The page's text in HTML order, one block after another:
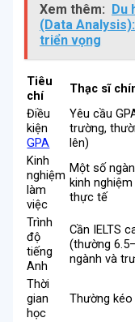
Xem thêm: Du
(Data
triển vọng
Tiêu
chí
Thạc sĩ
Điều
kiện
GPA
Yêu cầu
trường,
lên)
Kinh
nghiệm
làm
việc
Một số
kinh
thực tế
Trình
độ
tiếng
Anh
Cần IELTS
(thường
ngành và
Thời
gian
học
Thường